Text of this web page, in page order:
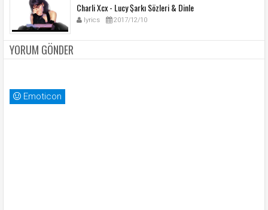
Charli Xcx - Lucy Şarkı Sözleri & Dinle
lyrics 2017/12/10
YORUM GÖNDER
Emoticon